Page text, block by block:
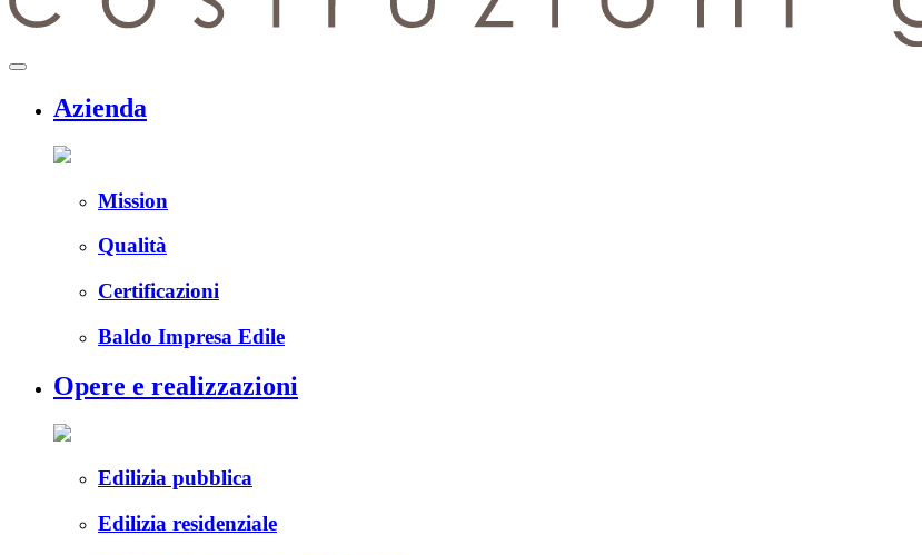
menu
Azienda
Mission
Qualità
Certificazioni
Baldo Impresa Edile
Opere e realizzazioni
Edilizia pubblica
Edilizia residenziale